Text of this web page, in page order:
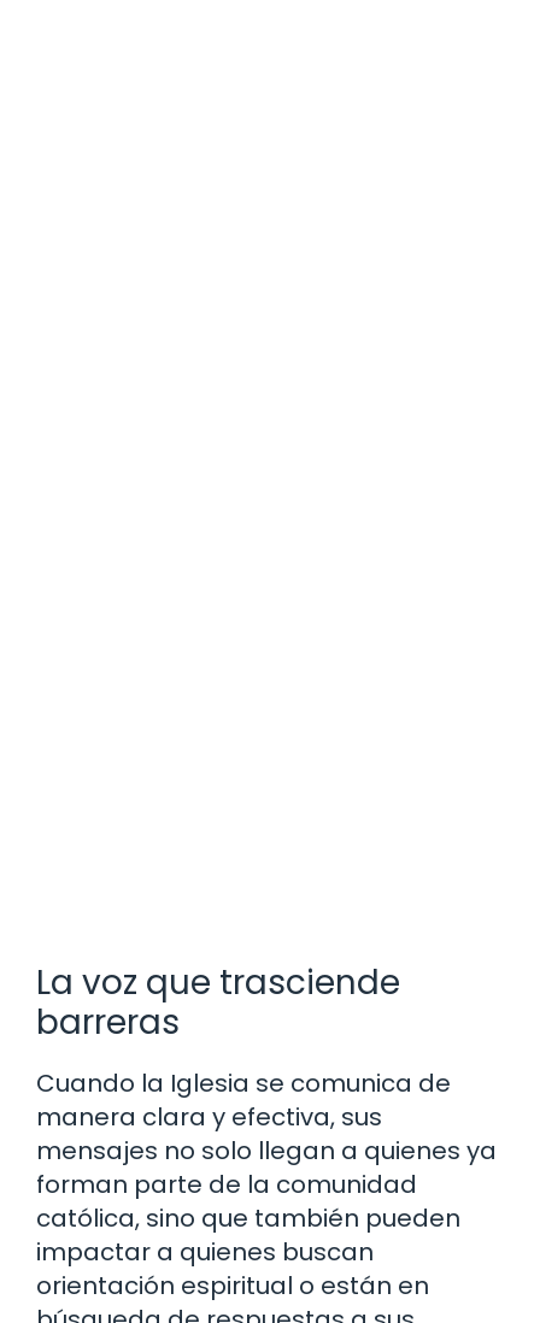
La voz que trasciende
barreras
Cuando la Iglesia se comunica de
manera clara y efectiva, sus
mensajes no solo llegan a quienes ya
forman parte de la comunidad
católica, sino que también pueden
impactar a quienes buscan
orientación espiritual o están en